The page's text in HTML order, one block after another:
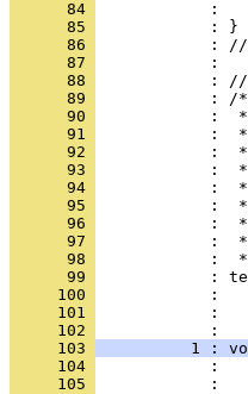
      84
:
      85
            : }
      86
:
      87
            :
      88
:
      89
: /
      90
:
      91
:
      92
            :  *
      93
:
      94
:
      95
:
      96
:
      97
:
      98
:
      99
:
     100
:
     101
:
     102
:
     103
1 :
     104
:
     105
: